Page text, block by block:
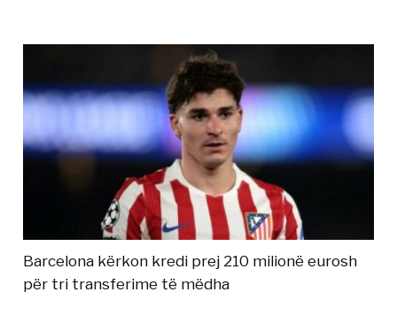
Barcelona kërkon kredi prej 210 milionë eurosh
për tri transferime të mëdha